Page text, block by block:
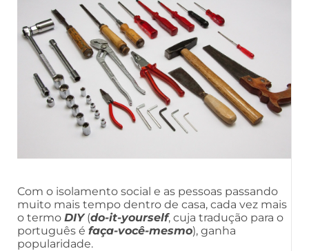
Com o isolamento social e as pessoas passando
muito mais tempo dentro de casa, cada vez mais
o termo DIY(do-it-yourself, cuja tradução para o
português é faça-você-mesmo), ganha
popularidade.